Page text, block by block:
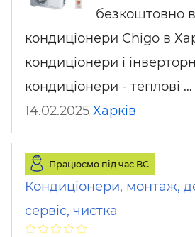
безкоштовно
кондиціонери Chigo в
кондиціонери і
кондиціонери - теплові …
14.02.2025 Харків
Працюємо під час ВС
Кондиціонери, монтаж,
сервіс, чистка